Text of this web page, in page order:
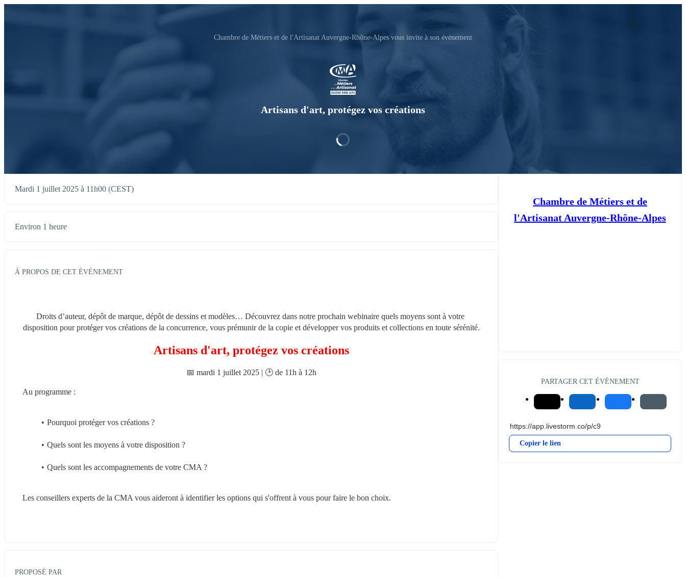
Chambre de Métiers et de l'Artisanat Auvergne-Rhône-Alpes vous invite à son événement
Artisans d'art, protégez vos créations
Mardi 1 juillet 2025 à 11h00 (CEST)
Environ 1 heure
À PROPOS DE CET ÉVÉNEMENT
Droits d’auteur, dépôt de marque, dépôt de dessins et modèles… Découvrez dans notre prochain webinaire quels moyens sont à votre
disposition pour protéger vos créations de la concurrence, vous prémunir de la copie et développer vos produits et collections en toute sérénité.
Artisans d'art, protégez vos créations
📅 mardi 1 juillet 2025 | 🕑 de 11h à 12h
Au programme :
Pourquoi protéger vos créations ?
Quels sont les moyens à votre disposition ?
Quels sont les accompagnements de votre CMA ?
Les conseillers experts de la CMA vous aideront à identifier les options qui s'offrent à vous pour faire le bon choix.
PROPOSÉ PAR
Chambre de Métiers et de
l'Artisanat Auvergne-Rhône-Alpes
PARTAGER CET ÉVÉNEMENT
Copier le lien